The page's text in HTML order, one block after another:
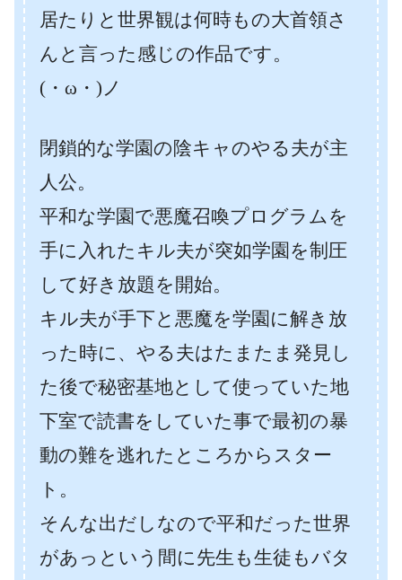
居たりと世界観は何時もの大首領さ
んと言った感じの作品です。
(・ω・)ノ
閉鎖的な学園の陰キャのやる夫が主
人公。
平和な学園で悪魔召喚プログラムを
手に入れたキル夫が突如学園を制圧
して好き放題を開始。
キル夫が手下と悪魔を学園に解き放
った時に、やる夫はたまたま発見し
た後で秘密基地として使っていた地
下室で読書をしていた事で最初の暴
動の難を逃れたところからスター
ト。
そんな出だしなので平和だった世界
があっという間に先生も生徒もバタ